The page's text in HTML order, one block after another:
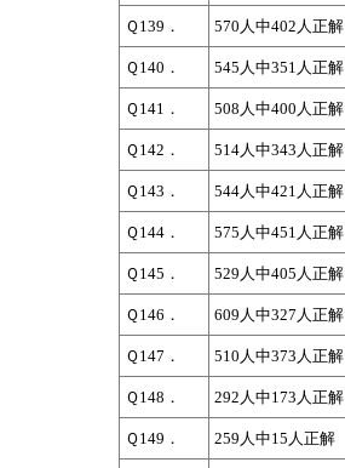
Ｑ139． 570人中402人正解
Ｑ140． 545人中351人正解
Ｑ141． 508人中400人正解
Ｑ142． 514人中343人正解
Ｑ143． 544人中421人正解
Ｑ144． 575人中451人正解
Ｑ145． 529人中405人正解
Ｑ146． 609人中327人正解
Ｑ147． 510人中373人正解
Ｑ148． 292人中173人正解
Ｑ149． 259人中15人正解